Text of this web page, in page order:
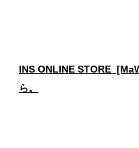
INS ONLINE STORE
ら。